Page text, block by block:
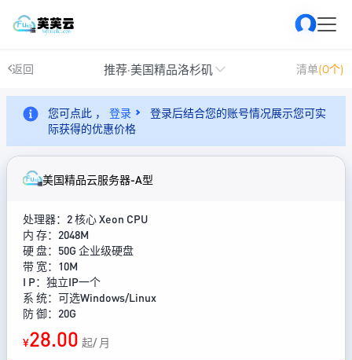
返回 推荐·美国精品洛杉矶 清单(0个)
您可点此 ， 登录
登录后结合您的账号情况展示您可实
际获得的优惠价格
美国精品云服务器-A型
处理器：2 核心 Xeon CPU
内 存：2048M
硬 盘：50G 企业级硬盘
带 宽：10M
I P：独立IP一个
系 统：可选Windows/Linux
防 御：20G
¥28.00 起/ 月